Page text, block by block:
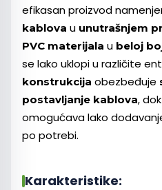
efikasan proizvod
kablova u unutrašnjem
PVC materijala u beloj
se lako uklopi u različite
konstrukcija obezbeđuje
postavljanje kablova, dok
omogućava lako
po potrebi.
Karakteristike: